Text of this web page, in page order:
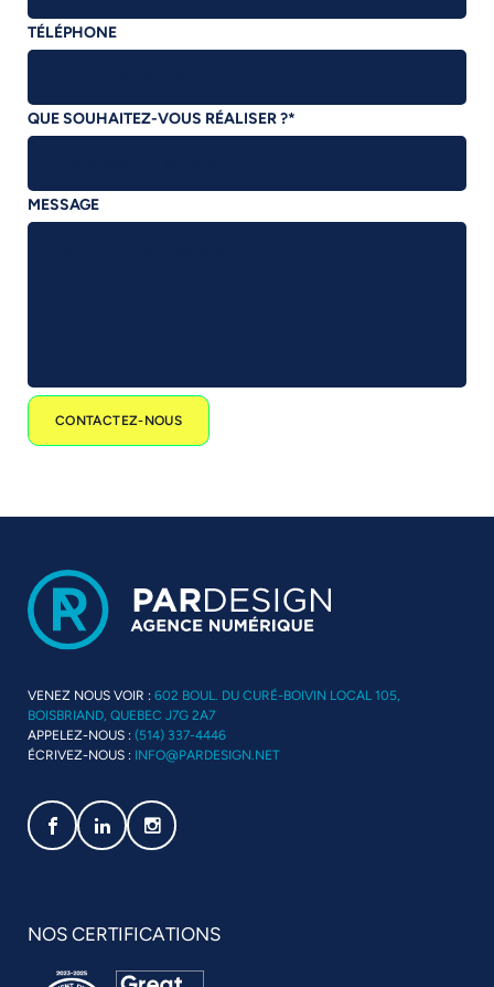
TÉLÉPHONE
QUE SOUHAITEZ-VOUS RÉALISER ?*
MESSAGE
CONTACTEZ-NOUS
VENEZ NOUS VOIR : 602 BOUL. DU CURÉ-BOIVIN LOCAL 105,
BOISBRIAND, QUEBEC J7G 2A7
APPELEZ-NOUS : (514) 337-4446
ÉCRIVEZ-NOUS : INFO@PARDESIGN.NET
Social media link icon-facebook
Social media link icon-linkedin
Social media link icon-instagram
NOS CERTIFICATIONS